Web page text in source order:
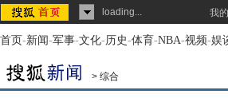
loading... 我
首页-新闻-军事-文化-历史-体育-NBA-视频-娱
> 综合